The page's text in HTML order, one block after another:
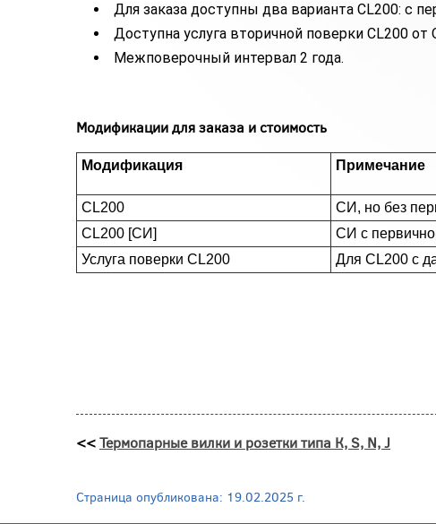
Для заказа доступны два варианта CL200: с
Доступна услуга вторичной поверки CL200 от
Межповерочный интервал 2 года.
Модификации для заказа и стоимость
Модификация Примечание
CL200
СИ, но без
CL200 [СИ]
СИ с
Услуга поверки CL200
Для CL200 с
<<Термопарные вилки и розетки типа К, S, N, J
Страница опубликована: 19.02.2025 г.